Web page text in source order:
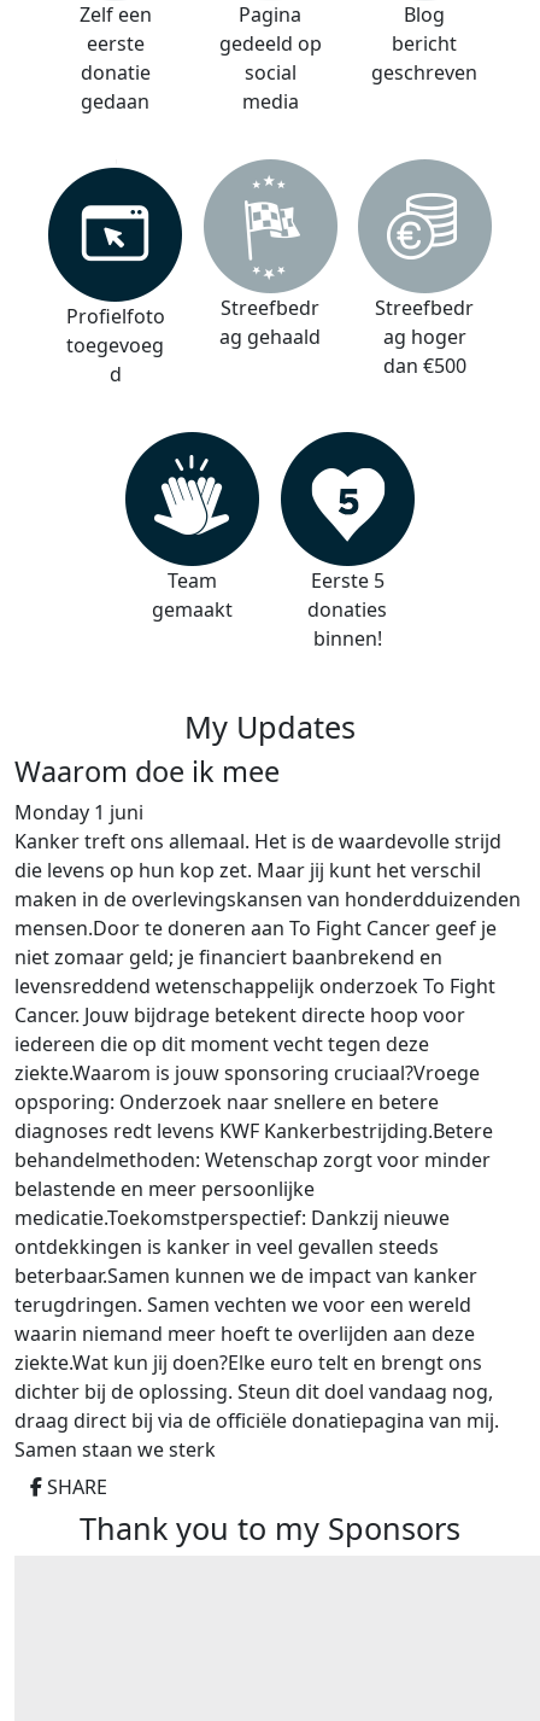
Zelf een
eerste
donatie
gedaan
Pagina
gedeeld op
social
media
Blog
bericht
geschreven
Profielfoto
toegevoeg
d
Streefbedr
ag gehaald
Streefbedr
ag hoger
dan €500
Team
gemaakt
Eerste 5
donaties
binnen!
My Updates
Waarom doe ik mee
Monday 1 juni
Kanker treft ons allemaal. Het is de waardevolle strijd
die levens op hun kop zet. Maar jij kunt het verschil
maken in de overlevingskansen van honderdduizenden
mensen.Door te doneren aan To Fight Cancer geef je
niet zomaar geld; je financiert baanbrekend en
levensreddend wetenschappelijk onderzoek To Fight
Cancer. Jouw bijdrage betekent directe hoop voor
iedereen die op dit moment vecht tegen deze
ziekte.Waarom is jouw sponsoring cruciaal?Vroege
opsporing: Onderzoek naar snellere en betere
diagnoses redt levens KWF Kankerbestrijding.Betere
behandelmethoden: Wetenschap zorgt voor minder
belastende en meer persoonlijke
medicatie.Toekomstperspectief: Dankzij nieuwe
ontdekkingen is kanker in veel gevallen steeds
beterbaar.Samen kunnen we de impact van kanker
terugdringen. Samen vechten we voor een wereld
waarin niemand meer hoeft te overlijden aan deze
ziekte.Wat kun jij doen?Elke euro telt en brengt ons
dichter bij de oplossing. Steun dit doel vandaag nog,
draag direct bij via de officiële donatiepagina van mij.
Samen staan ​​we sterk
SHARE
Thank you to my Sponsors